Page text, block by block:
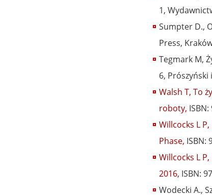
1,
Sumpter D.,
Press,
Tegmark M,
6, Prószyński
Walsh T, To
roboty,
Willcocks L
Phase, ISBN:
Willcocks L
2016, ISBN:
Wodecki A.,